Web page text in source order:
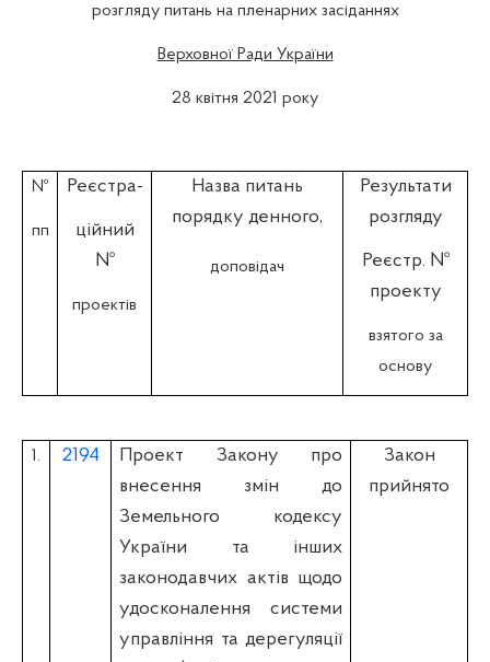
розгляду питань на пленарних засіданнях
Верховної Ради України
28 квiтня 2021 року
№
пп
Реєстра-
ційний
№
проектів
Назва питань
порядку денного,
доповідач
Результати
розгляду
Реєстр. №
проекту
взятого за
основу
1. 2194
Проект Закону про
внесення змін до
Земельного кодексу
України та інших
законодавчих актів щодо
удосконалення системи
управління та дерегуляції
Закон
прийнято